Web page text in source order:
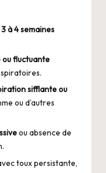
à 4 semaines
fluctuante
sifflante ou
ou d’autres
ou absence de
toux persistante,